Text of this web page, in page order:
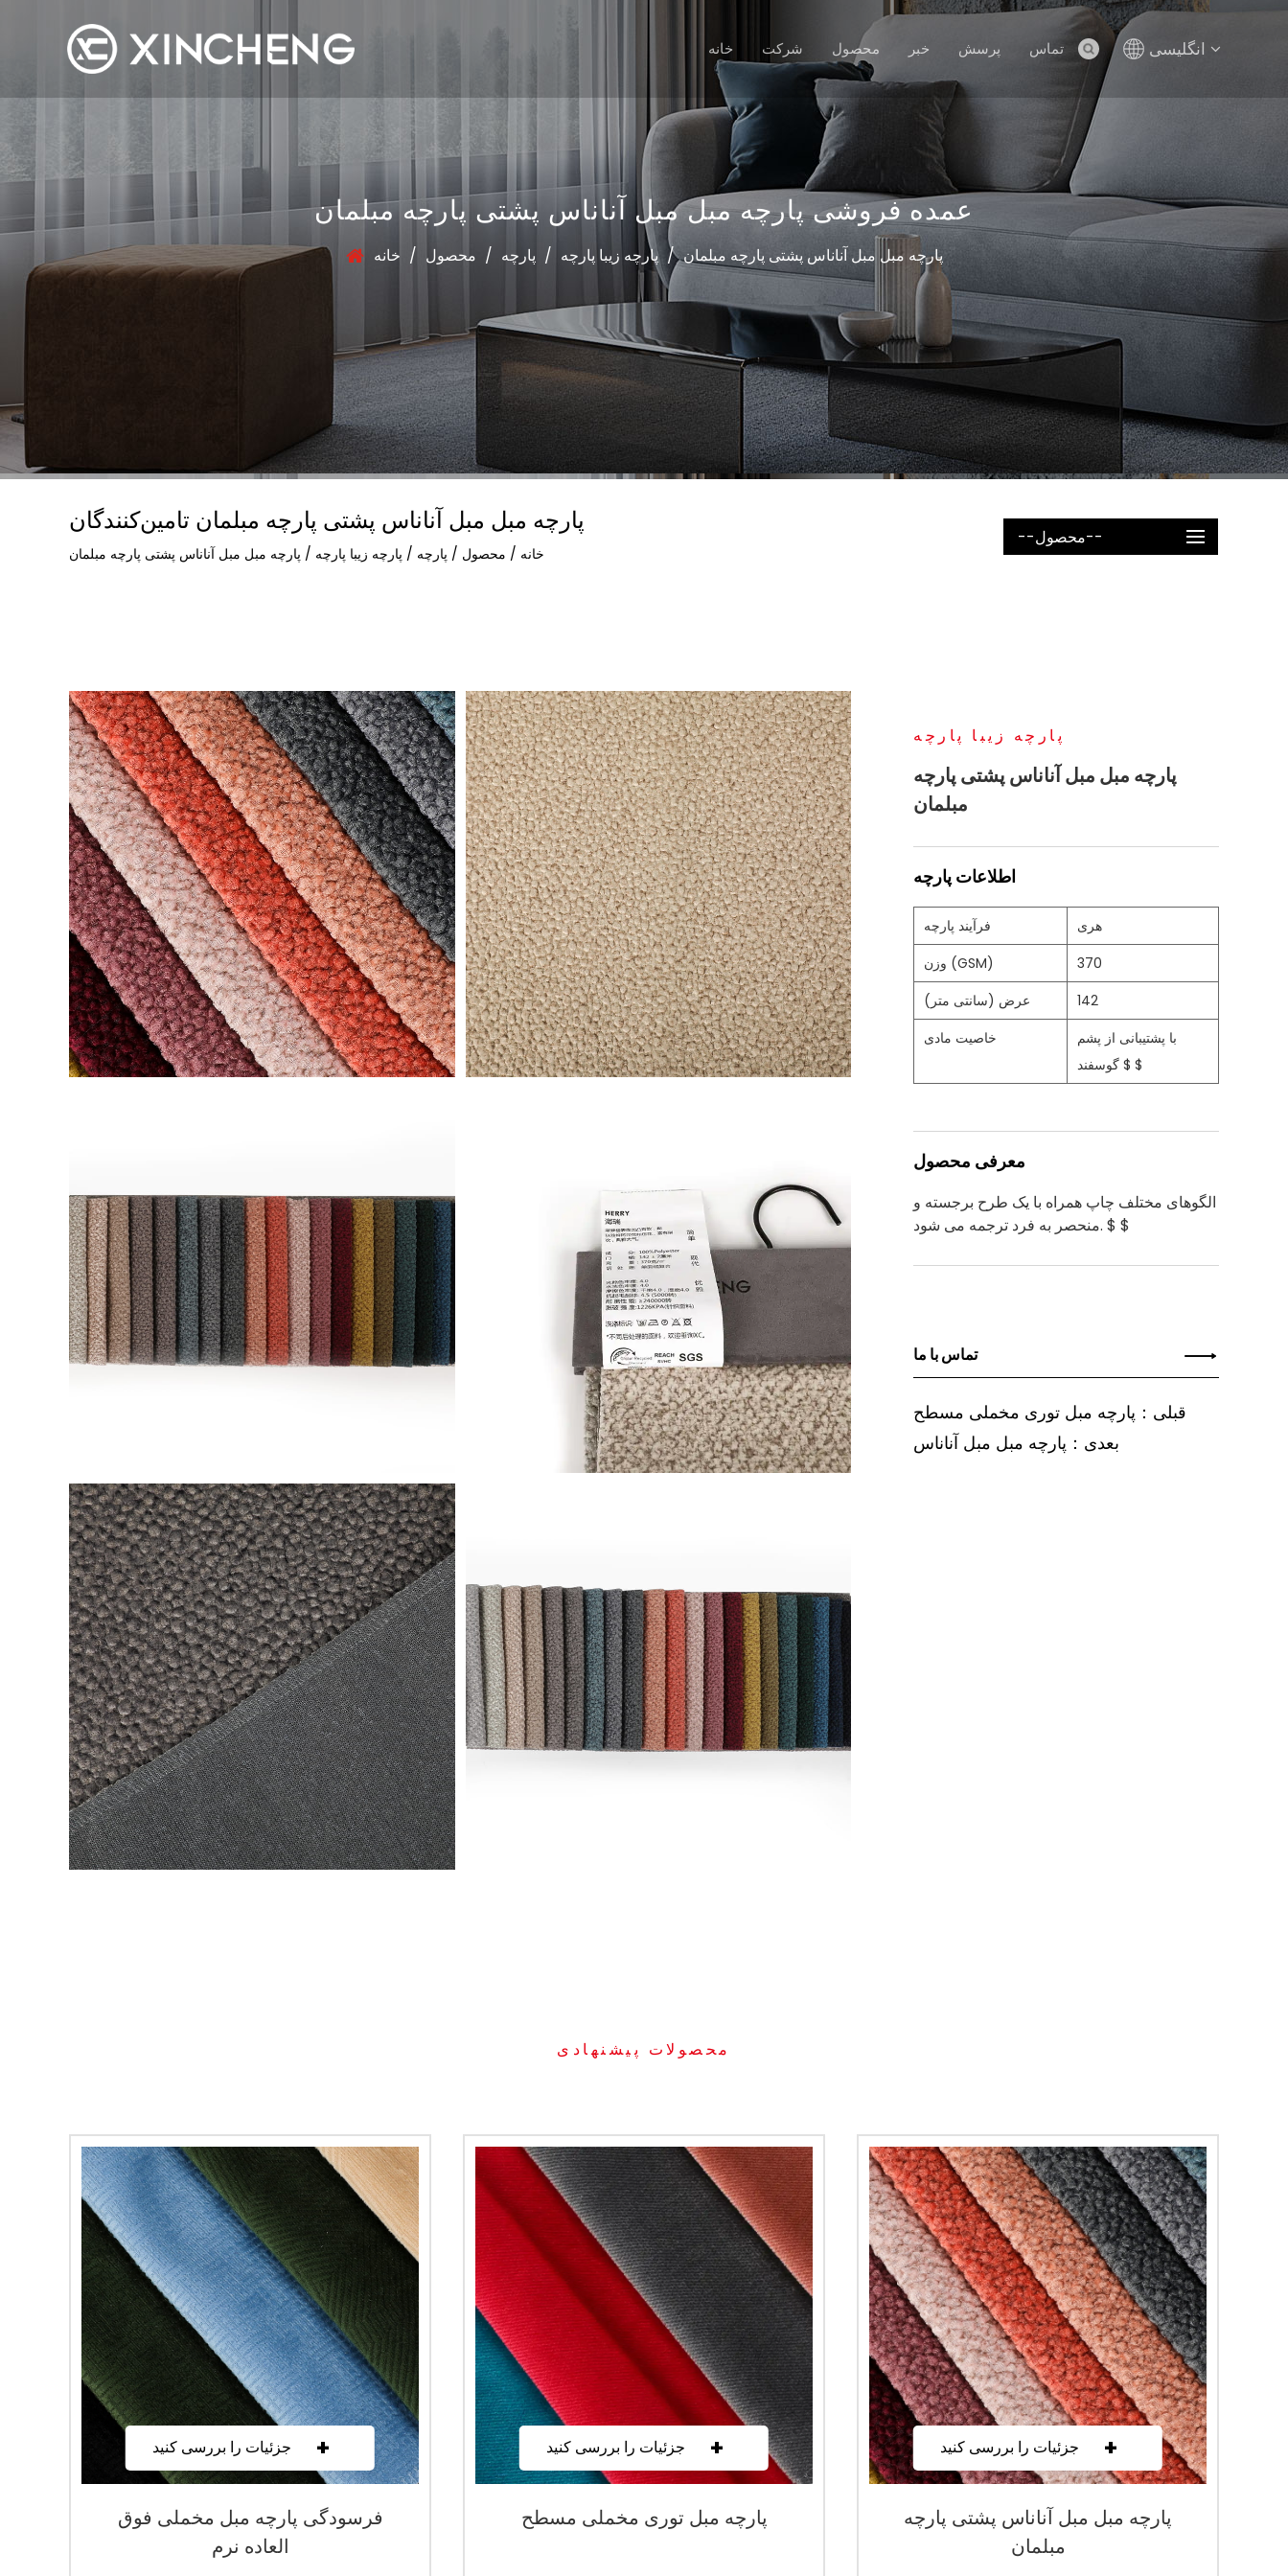
خانه شرکت محصول خبر پرسش تماس انگلیسی
عمده فروشی پارچه مبل مبل آناناس پشتی پارچه مبلمان
خانه / محصول / پارچه / پارچه زیبا پارچه / پارچه مبل مبل آناناس پشتی پارچه مبلمان
پارچه مبل مبل آناناس پشتی پارچه مبلمان تامین‌کنندگان
خانه / محصول / پارچه / پارچه زیبا پارچه / پارچه مبل مبل آناناس پشتی پارچه مبلمان
--محصول--
پارچه زیبا پارچه
پارچه مبل مبل آناناس پشتی پارچه
مبلمان
اطلاعات پارچه
فرآیند پارچه
هری
وزن (GSM)
370
عرض (سانتی متر)
142
خاصیت مادی
با پشتیبانی از پشم
گوسفند $ $
معرفی محصول
الگوهای مختلف چاپ همراه با یک طرح برجسته و
منحصر به فرد ترجمه می شود. $ $
تماس با ما
قبلی：پارچه مبل توری مخملی مسطح
بعدی：پارچه مبل مبل آناناس
محصولات پیشنهادی
جزئیات را بررسی کنید +
فرسودگی پارچه مبل مخملی فوق
العاده نرم
جزئیات را بررسی کنید +
پارچه مبل توری مخملی مسطح
جزئیات را بررسی کنید +
پارچه مبل مبل آناناس پشتی پارچه
مبلمان